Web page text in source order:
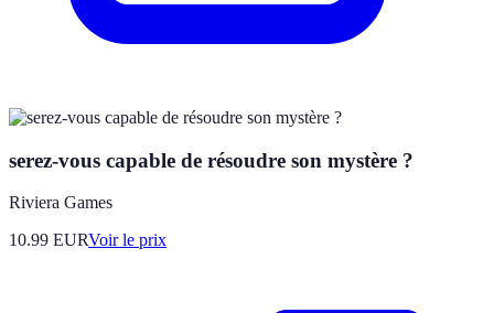
serez-vous capable de résoudre son mystère ?
Riviera Games
10.99 EURVoir le prix